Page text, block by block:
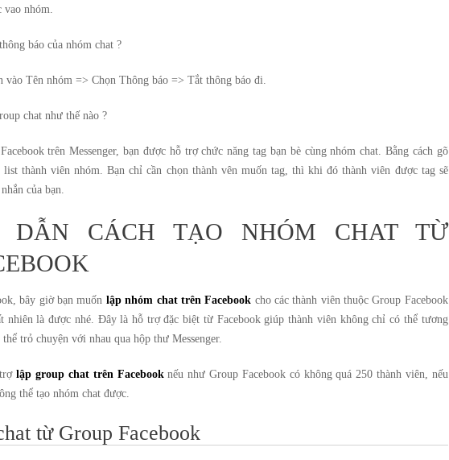
vao nhóm.
báo của nhóm chat ?
Tên nhóm => Chọn Thông báo => Tắt thông báo đi.
chat như thế nào ?
trên Messenger, bạn được hỗ trợ chức năng tag bạn bè cùng nhóm chat. Bằng cách gõ
list thành viên nhóm. Bạn chỉ cần chọn thành vên muốn tag, thì khi đó thành viên được tag sẽ
của bạn.
DẪN CÁCH TẠO NHÓM CHAT TỪ
bây giờ bạn muốn lập nhóm chat trên Facebook cho các thành viên thuộc Group Facebook
nhiên là được nhé. Đây là hỗ trợ đặc biệt từ Facebook giúp thành viên không chỉ có thể tương
trỏ chuyện với nhau qua hộp thư Messenger.
trợlập group chat trên Facebooknếu như Group Facebook có không quá 250 thành viên, nếu
thể tạo nhóm chat được.
từ Group Facebook